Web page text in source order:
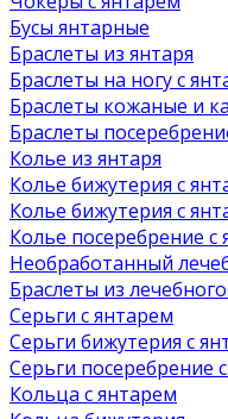
Бусы янтарные
Браслеты из янтаря
Браслеты на ногу с
Браслеты кожаные и
Браслеты
Колье из янтаря
Колье бижутерия с
Колье бижутерия с
Колье посеребрение с
Необработанный
Браслеты из
Серьги с янтарем
Серьги бижутерия с
Серьги посеребрение
Кольца с янтарем